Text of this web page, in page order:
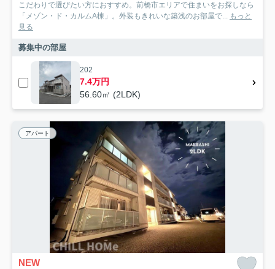
こだわりで選びたい方におすすめ。前橋市エリアで住まいをお探しなら
「メゾン・ド・カルムA棟」。外装もきれいな築浅のお部屋で... もっと
見る
募集中の部屋
202
7.4万円
56.60㎡ (2LDK)
アパート
NEW